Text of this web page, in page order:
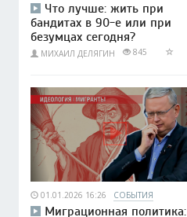
Что лучше: жить при
бандитах в 90-е или при
безумцах сегодня?
МИХАИЛ ДЕЛЯГИН 845
01.01.2026 16:26 СОБЫТИЯ
Миграционная политика: